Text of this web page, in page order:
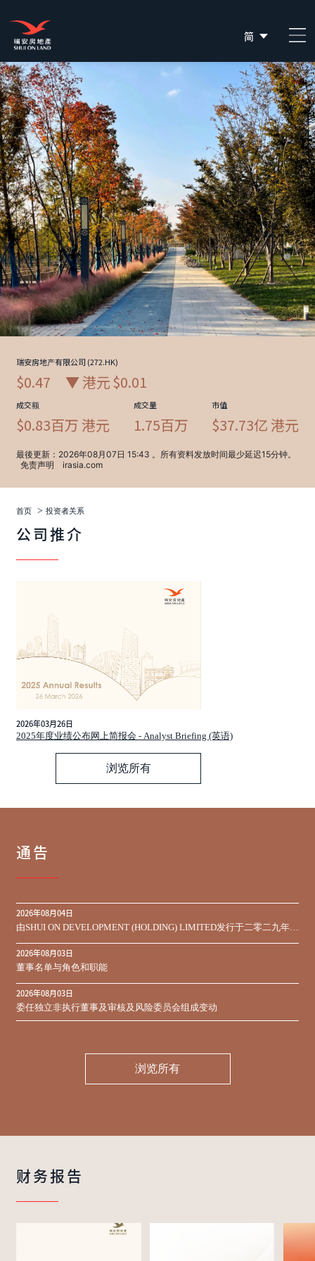
简
EN
繁
首页 > 投资者关系
公司推介
2026年03月26日
2025年度业绩公布网上简报会 - Analyst Briefing (英语)
浏览所有
通告
2026年08月04日
由SHUI ON DEVELOPMENT (HOLDING) LIMITED发行于二零二九年到
期之450,000,000美元9.75%优先票据之同意征求于届满期限前收到的
同意结果
2026年08月03日
董事名单与角色和职能
2026年08月03日
委任独立非执行董事及审核及风险委员会组成变动
浏览所有
财务报告